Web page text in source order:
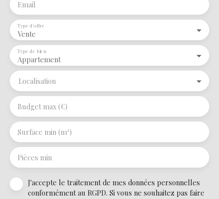
Email
Vente
Type d'offre
Appartement
Type de bien
Localisation
Budget max (€)
Surface min (m²)
Pièces min
J'accepte le traitement de mes données personnelles
conformément au RGPD. Si vous ne souhaitez pas faire